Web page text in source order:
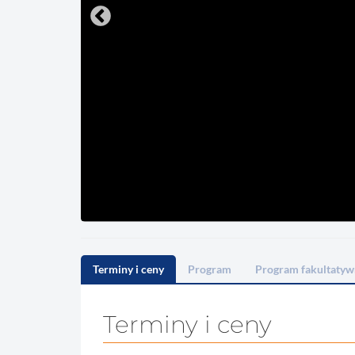
Terminy i ceny Program Program
Terminy i ceny